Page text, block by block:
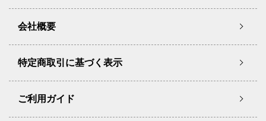
会社概要
特定商取引に基づく表示
ご利用ガイド